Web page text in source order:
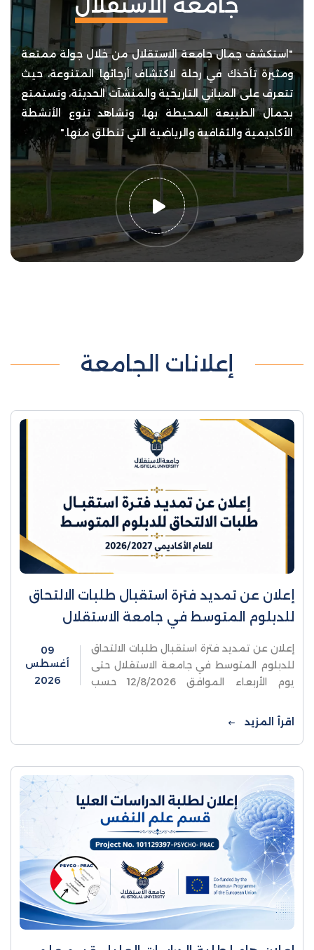
جامعة الاستقلال
"استكشف جمال جامعة الاستقلال من خلال جولة ممتعة
ومثيرة تأخذك في رحلة لاكتشاف أرجائها المتنوعة، حيث
تتعرف على المباني التاريخية والمنشآت الحديثة، وتستمتع
بجمال الطبيعة المحيطة بها، وتشاهد تنوع الأنشطة
الأكاديمية والثقافية والرياضية التي تنطلق منها."
إعلانات الجامعة
إعلان عن تمديد فترة استقبال طلبات الالتحاق
للدبلوم المتوسط في جامعة الاستقلال
إعلان عن تمديد فترة استقبال طلبات الالتحاق
للدبلوم المتوسط في جامعة الاستقلال حتى
يوم الأربعاء الموافق 12/8/2026 حسب
التالي:https://www.alistiqlal.edu.ps/announcement-
الطلبات:https://gmtc-onlinereg.ps/
09
أغسطس
2026
اقرأ المزيد